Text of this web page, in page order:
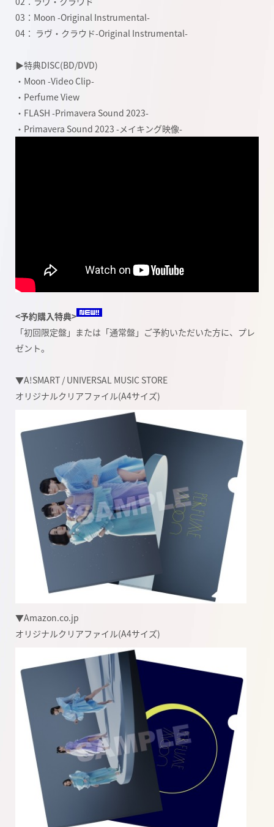
03：Moon -Original Instrumental-
04： ラヴ・クラウド-Original Instrumental-
▶特典DISC(BD/DVD)
・Moon -Video Clip-
・Perfume View
・FLASH -Primavera Sound 2023-
・Primavera Sound 2023 -メイキング映像-
<予約購入特典>
「初回限定盤」または「通常盤」ご予約いただいた方に、プレ
ゼント。
▼A!SMART / UNIVERSAL MUSIC STORE
オリジナルクリアファイル(A4サイズ)
▼Amazon.co.jp
オリジナルクリアファイル(A4サイズ)